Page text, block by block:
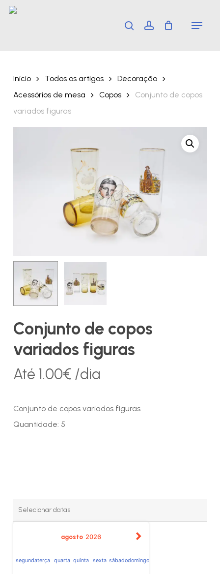
Skip
search account Menu
Início Todos os artigos
Decoração
Acessórios de mesa
Copos
Conjunto de copos
variados figuras
Conjunto de copos
variados figuras
Até 1.00€ /dia
Conjunto de copos variados figuras
Quantidade: 5
agosto 2026
segundaterça quarta quinta sexta sábadodomingo